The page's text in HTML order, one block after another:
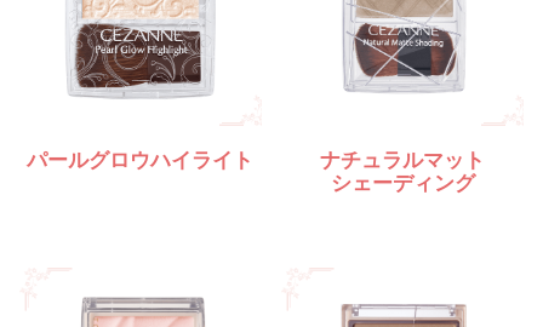
パールグロウハイライト
ナチュラルマット
シェーディング